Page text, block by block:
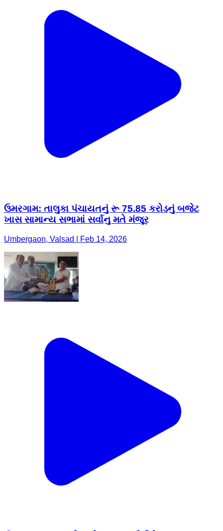
ઉમરગામ: તાલુકા પંચાયતનું રૂ 75.85 કરોડનું બજેટ
ખાસ સામાન્ય સભામાં સર્વાનુ મતે મંજૂર
Umbergaon, Valsad | Feb 14, 2026